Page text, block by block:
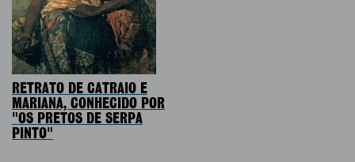
RETRATO DE CATRAIO E
MARIANA, CONHECIDO POR
"OS PRETOS DE SERPA
PINTO"